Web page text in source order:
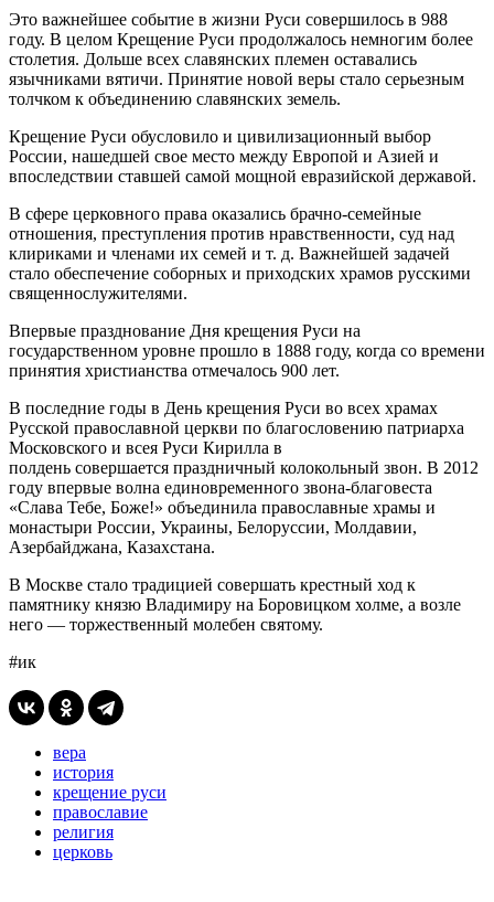
Это важнейшее событие в жизни Руси совершилось в 988
году. В целом Крещение Руси продолжалось немногим более
столетия. Дольше всех славянских племен оставались
язычниками вятичи. Принятие новой веры стало серьезным
толчком к объединению славянских земель.
Крещение Руси обусловило и цивилизационный выбор
России, нашедшей свое место между Европой и Азией и
впоследствии ставшей самой мощной евразийской державой.
В сфере церковного права оказались брачно-семейные
отношения, преступления против нравственности, суд над
клириками и членами их семей и т. д. Важнейшей задачей
стало обеспечение соборных и приходских храмов русскими
священнослужителями.
Впервые празднование Дня крещения Руси на
государственном уровне прошло в 1888 году, когда со времени
принятия христианства отмечалось 900 лет.
В последние годы в День крещения Руси во всех храмах
Русской православной церкви по благословению патриарха
Московского и всея Руси Кирилла в
полдень совершается праздничный колокольный звон. В 2012
году впервые волна единовременного звона-благовеста
«Слава Тебе, Боже!» объединила православные храмы и
монастыри России, Украины, Белоруссии, Молдавии,
Азербайджана, Казахстана.
В Москве стало традицией совершать крестный ход к
памятнику князю Владимиру на Боровицком холме, а возле
него — торжественный молебен святому.
#ик
вера
история
крещение руси
православие
религия
церковь